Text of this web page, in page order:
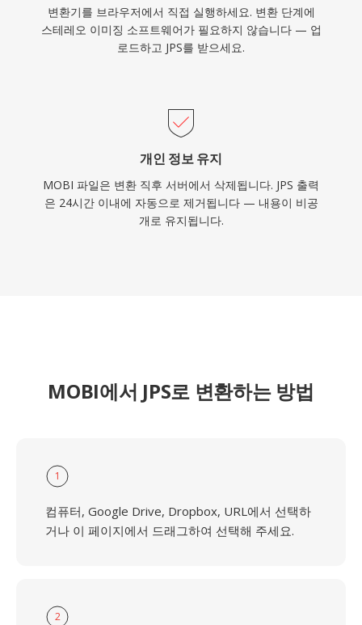
변환기를 브라우저에서 직접 실행하세요. 변환 단계에
스테레오 이미징 소프트웨어가 필요하지 않습니다 — 업
로드하고 JPS를 받으세요.
개인 정보 유지
MOBI 파일은 변환 직후 서버에서 삭제됩니다. JPS 출력
은 24시간 이내에 자동으로 제거됩니다 — 내용이 비공
개로 유지됩니다.
MOBI에서 JPS로 변환하는 방법
1
컴퓨터, Google Drive, Dropbox, URL에서 선택하
거나 이 페이지에서 드래그하여 선택해 주세요.
2